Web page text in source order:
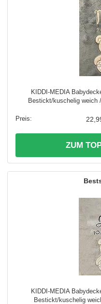
KIDDI-MEDIA
Bestickt/kuschelig weich
ZUM
KIDDI-MEDIA
Bestickt/kuschelig